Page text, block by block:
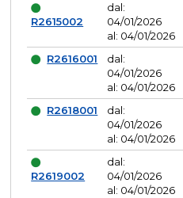
R2615002
dal:
04/01/2026
al: 04/01/2026
R2616001
dal:
04/01/2026
al: 04/01/2026
R2618001
dal:
04/01/2026
al: 04/01/2026
R2619002
dal:
04/01/2026
al: 04/01/2026